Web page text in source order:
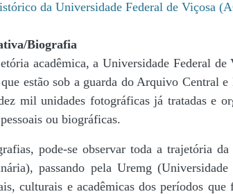
da Universidade Federal de Viçosa
Biografia
acadêmica, a Universidade Federal
estão sob a guarda do Arquivo
mil unidades fotográficas já tratadas e
ou biográficas.
pode-se observar toda a trajetória
passando pela Uremg
culturais e acadêmicas dos períodos